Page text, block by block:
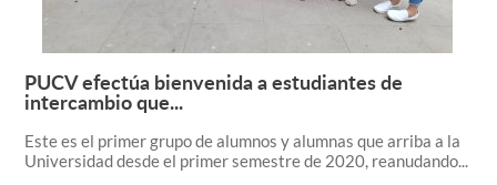
Postgrado
Formación Continua
Estudiantes
Leer más +
PUCV efectúa bienvenida a estudiantes de
intercambio que...
Este es el primer grupo de alumnos y alumnas que arriba a la
Universidad desde el primer semestre de 2020, reanudando...